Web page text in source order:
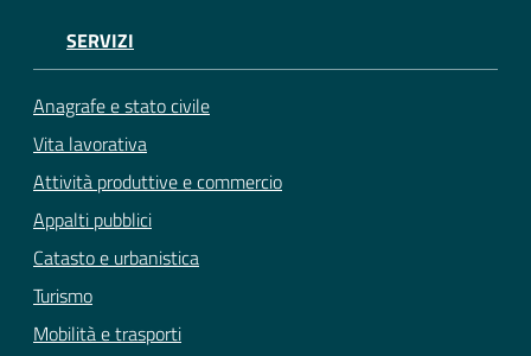
SERVIZI
Anagrafe e stato civile
Vita lavorativa
Attività produttive e commercio
Appalti pubblici
Catasto e urbanistica
Turismo
Mobilità e trasporti